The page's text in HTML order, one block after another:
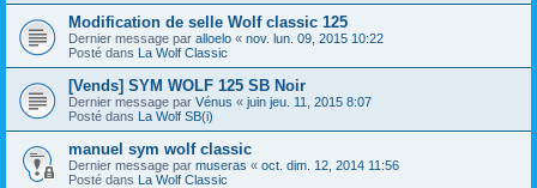
Modification de selle Wolf classic 125
Dernier message par alloelo « nov. lun. 09, 2015 10:22
Posté dans La Wolf Classic
[Vends] SYM WOLF 125 SB Noir
Dernier message par Vénus « juin jeu. 11, 2015 8:07
Posté dans La Wolf SB(i)
manuel sym wolf classic
Dernier message par museras « oct. dim. 12, 2014 11:56
Posté dans La Wolf Classic